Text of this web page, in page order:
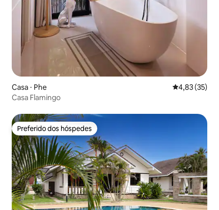
Casa ⋅ Phe 4,83 de uma
4,83 (35)
Casa Flamingo
Preferido dos hóspedes
Preferido dos hóspedes